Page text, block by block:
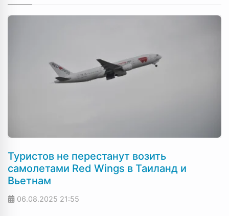
Туристов не перестанут возить
самолетами Red Wings в Таиланд и
Вьетнам
06.08.2025 21:55